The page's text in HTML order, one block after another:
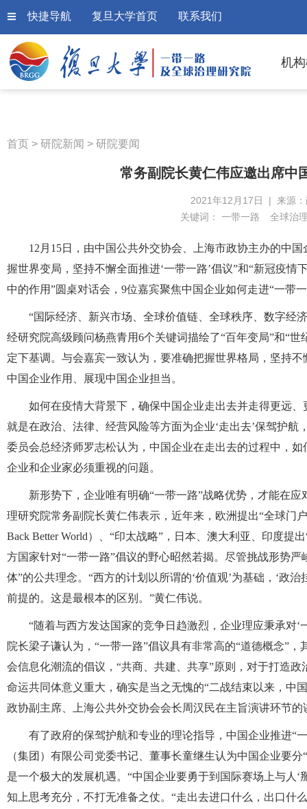
快捷导航 复旦大学首页 联系我们
机
首页 > 研院新闻 > 研院要闻
常务副院长黄仁伟应邀出席中
2021年12月17日 | 来源
关键词： 一带一路 全球治
12月15日，由中国公共外交协会、上海市政协主办的中
握世界变局，坚持不懈全面推进‘一带一路’倡议”和“新冠疫
中的作用”圆桌对话会，9位嘉宾聚焦中国企业如何走进“一带
“国际经济、新兴市场、全球价值链、全球秩序、数字经
经研究院高级顾问杨燕青用6个关键词描绘了“百年变局”和“
定下基调。与会嘉宾一致认为，要准确把握世界格局，坚持
中国企业作用、展现中国企业担当。
如何在疫情大背景下，确保中国企业走出去并走得更远
就是在政治、法律、经营风险等方面为企业‘走出去’保驾护
委员会总经济师罗志松认为，中国企业在走出去的过程中，
企业和企业家必须重视的问题。
新形势下，企业唯有明确“一带一路”战略优势，才能在
理研究院常务副院长黄仁伟表示，近年来，欧洲提出“全球门
Back Better World）、“印太战略”，日本、澳大利亚、印度提
方国家针对“一带一路”倡议的野心昭然若揭。尽管挑战形势
体”的公共理念。“西方的计划以所谓的‘价值观’为基础，‘政
前提的。这是最根本的区别。”黄仁伟说。
“随着与西方发达国家的竞争日趋激烈，企业理应秉承对
院长梁子谦认为，“一带一路”倡议具有非常高的“道德概念”
会信息化潮流的倡议，“共商、共建、共享”原则，对于打造
命运共同体意义重大，确实是当之无愧的“二战结束以来，中
政协副主席、上海公共外交协会会长周汉民在主旨演讲环节
有了政府的保驾护航和专业的理论指导，中国企业推进“
（集团）有限公司党委书记、董事长童继生认为中国企业要
是一个极大的发展机遇。“中国企业要勇于到国际赛场上与人‘
知上思考充分，不打无准备之仗。“走出去进口什么，出口什